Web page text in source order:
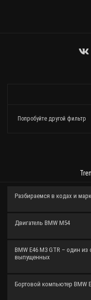
Попробуйте другой фильтр
Разбираемся в кодах и
Двигатель BMW M54
BMW E46 M3 GTR – один
выпущенных
Бортовой компьютер BMW